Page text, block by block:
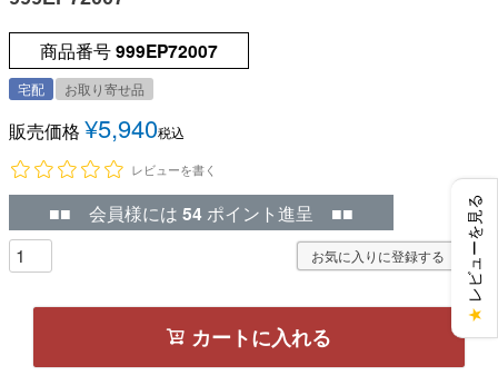
商品番号999EP72007
宅配 お取り寄せ品
販売価格 ¥5,940税込
レビューを書く
■■ 会員様には 54 ポイント進呈 ■■
お気に入りに登録する
カートに入れる
★
レビューを見る